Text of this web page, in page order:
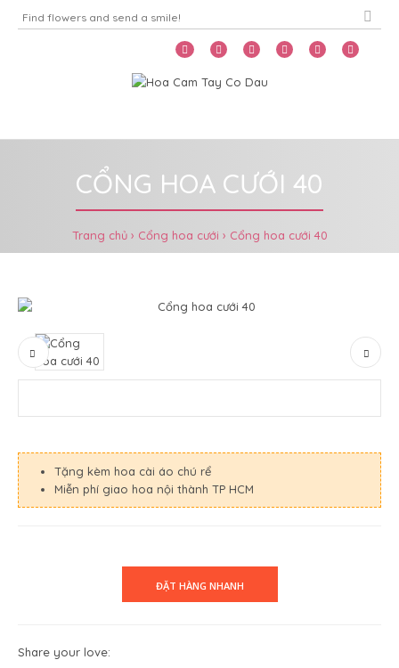
CỔNG HOA CƯỚI 40
Trang chủ Cổng hoa cưới Cổng hoa cưới 40
Tặng kèm hoa cài áo chú rể
Miễn phí giao hoa nội thành TP HCM
Share your love: